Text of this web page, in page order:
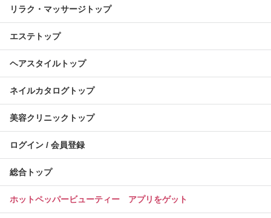
リラク・マッサージトップ
エステトップ
ヘアスタイルトップ
ネイルカタログトップ
美容クリニックトップ
ログイン / 会員登録
総合トップ
ホットペッパービューティー アプリをゲット